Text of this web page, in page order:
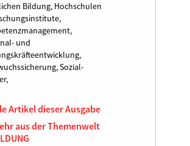
Bildung, Hochschulen
und
Sozial-
Artikel dieser Ausgabe
aus der Themenwelt